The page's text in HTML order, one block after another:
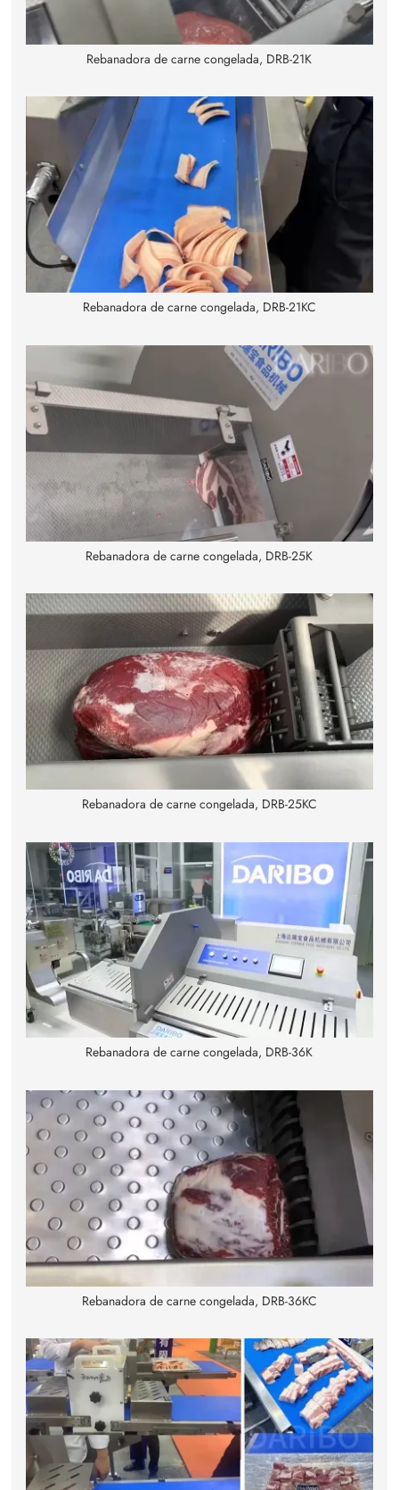
Rebanadora de carne congelada, DRB-21K
Rebanadora de carne congelada, DRB-21KC
Rebanadora de carne congelada, DRB-25K
Rebanadora de carne congelada, DRB-25KC
Rebanadora de carne congelada, DRB-36K
Rebanadora de carne congelada, DRB-36KC